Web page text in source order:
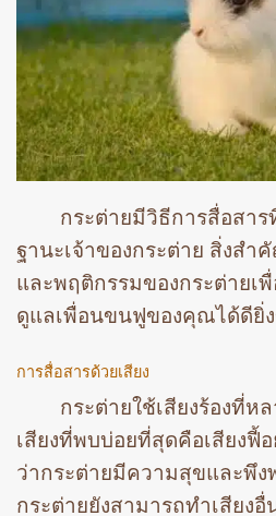
กระต่ายมีวิธีการสื่อสา
ฐานะเจ้าของกระต่าย สิ่งสำ
และพฤติกรรมของกระต่ายเ
ดูแลเพื่อนขนฟูของคุณได้ดียิ่
การสื่อสารด้วยเสียง
กระต่ายใช้เสียงร้องที่ห
เสียงที่พบบ่อยที่สุดคือเสียงฟี้
ว่ากระต่ายมีความสุขและพึง
กระต่ายยังสามารถทำเสียง